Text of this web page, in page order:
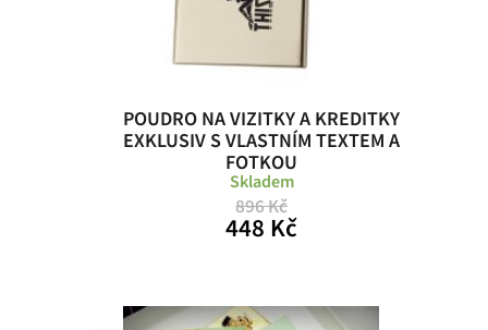
POUDRO NA VIZITKY A KREDITKY
EXKLUSIV S VLASTNÍM TEXTEM A
FOTKOU
Skladem
896 Kč
448 Kč